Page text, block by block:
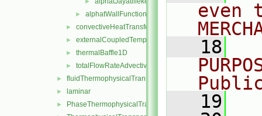
► alphatWallFunction
► convectiveHeatTransfer
► externalCoupledTemperatureMixed
► thermalBaffle1D
► totalFlowRateAdvectiveDiffusive
► fluidThermophysicalTransportModel
► laminar
► PhaseThermophysicalTransportModel
even
   18
   19